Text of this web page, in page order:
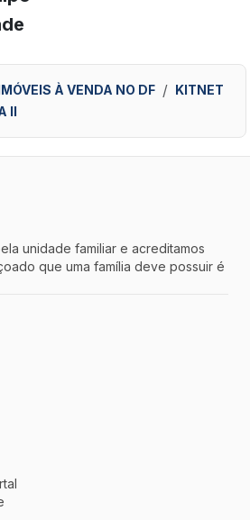
À VENDA NO DF
KITNET
II
unidade familiar e acreditamos
que uma família deve possuir é